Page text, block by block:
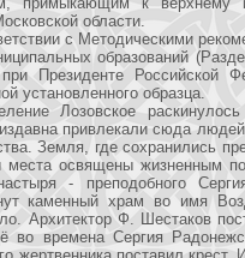
области.
с Методическими
образований
Президенте Российской
установленного образца.
Лозовское
привлекали сюда
Земля, где сохранились
освящены жизненным
- преподобного
каменный храм во имя
Архитектор Ф. Шестаков
во времена Сергия